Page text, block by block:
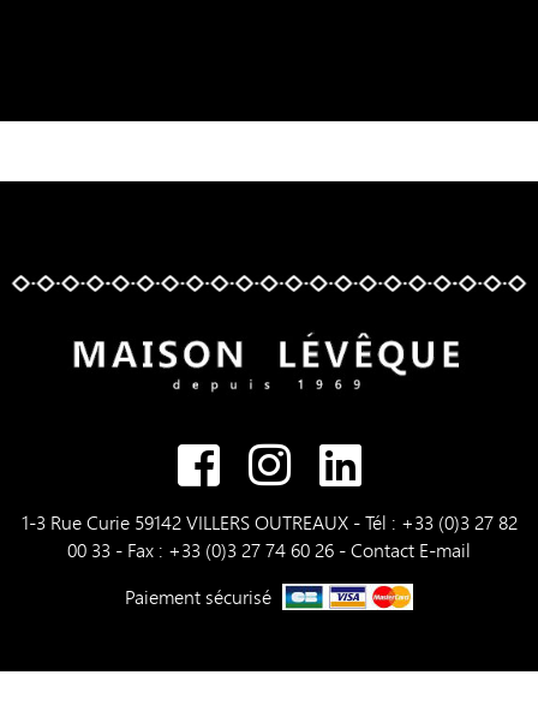
1-3 Rue Curie 59142 VILLERS OUTREAUX - Tél : +33 (0)3 27 82
00 33 - Fax : +33 (0)3 27 74 60 26 -Contact E-mail
Paiement sécurisé